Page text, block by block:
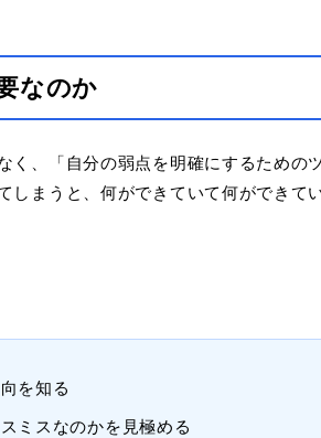
なのか
く、「自分の弱点を明確にするための
しまうと、何ができていて何ができて
を知る
ミスなのかを見極める